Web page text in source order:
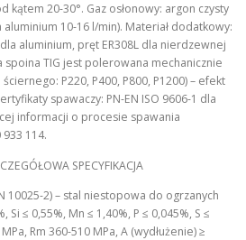
kątem 20-30°. Gaz osłonowy: argon czysty
10-16 l/min). Materiał dodatkowy:
aluminium, pręt ER308L dla nierdzewnej
spoina TIG jest polerowana mechanicznie
P220, P400, P800, P1200) – efekt
spawaczy: PN-EN ISO 9606-1 dla
informacji o procesie spawania
114.
SPECYFIKACJA
10025-2) – stal niestopowa do ogrzanych
Si ≤ 0,55%, Mn ≤ 1,40%, P ≤ 0,045%, S ≤
Rm 360-510 MPa, A (wydłużenie) ≥